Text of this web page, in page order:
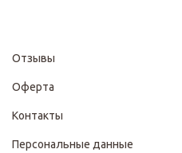
Отзывы
Оферта
Контакты
Персональные данные